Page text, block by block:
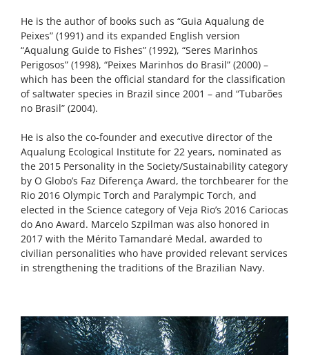
He is the author of books such as “Guia Aqualung de
Peixes” (1991) and its expanded English version
“Aqualung Guide to Fishes” (1992), “Seres Marinhos
Perigosos” (1998), “Peixes Marinhos do Brasil” (2000) –
which has been the official standard for the classification
of saltwater species in Brazil since 2001 – and “Tubarões
no Brasil” (2004).
He is also the co-founder and executive director of the
Aqualung Ecological Institute for 22 years, nominated as
the 2015 Personality in the Society/Sustainability category
by O Globo’s Faz Diferença Award, the torchbearer for the
Rio 2016 Olympic Torch and Paralympic Torch, and
elected in the Science category of Veja Rio’s 2016 Cariocas
do Ano Award. Marcelo Szpilman was also honored in
2017 with the Mérito Tamandaré Medal, awarded to
civilian personalities who have provided relevant services
in strengthening the traditions of the Brazilian Navy.